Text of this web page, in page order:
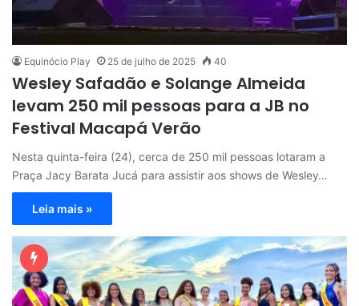
Equinócio Play 25 de julho de 2025 40
Wesley Safadão e Solange Almeida
levam 250 mil pessoas para a JB no
Festival Macapá Verão
Nesta quinta-feira (24), cerca de 250 mil pessoas lotaram a
Praça Jacy Barata Jucá para assistir aos shows de Wesley…
Leia mais »